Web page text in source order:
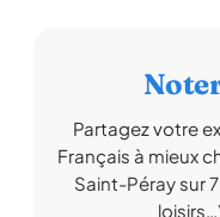
Partagez votre
Français à mieux
Saint-Péray sur